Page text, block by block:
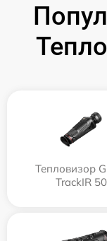
Тепловизор
TrackIR 50